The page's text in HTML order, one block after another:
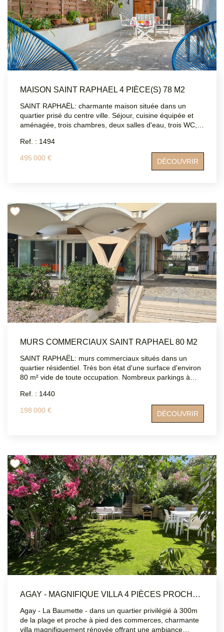
MAISON SAINT RAPHAEL 4 PIÈCE(S) 78 M2
SAINT RAPHAËL: charmante maison située dans un
quartier prisé du centre ville. Séjour, cuisine équipée et
aménagée, trois chambres, deux salles d'eau, trois WC,
Joli Jardin avec peu d'entretien. Portail électrique garage
et rue. DPE: D ATRIUMSUD CONSEIL IMMOBILIER Tel
agence : 04.94.83.19.96 Mail: contact@atriumsud.fr Les
informations sur les risques auxquels ce bien est exposé
Ref. : 1494
495 000 € DÉCOUVRIR
MURS COMMERCIAUX SAINT RAPHAEL 80 M2
SAINT RAPHAËL: murs commerciaux situés dans un
quartier résidentiel. Très bon état d'une surface d'environ
80 m² vide de toute occupation. Nombreux parkings à
agence : 04.94.83.19.96 Mail: contact@atriumsud.fr Les
informations sur les risques auxquels ce bien est exposé
sont disponibles sur le site Géorisques :
Ref. : 1440
198 000 € DÉCOUVRIR
AGAY - MAGNIFIQUE VILLA 4 PIÈCES PROCHE PLAGE
Agay - La Baumette - dans un quartier privilégié à 300m
de la plage et proche à pied des commerces, charmante
villa magnifiquement rénovée offrant une ambiance